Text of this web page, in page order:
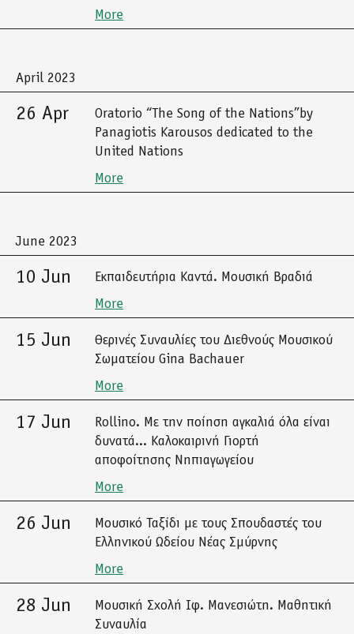
More
April 2023
26 Apr
Oratorio “The Song of the Nations”by
Panagiotis Karousos dedicated to the
United Nations
More
June 2023
10 Jun
Εκπαιδευτήρια Καντά. Μουσική Βραδιά
More
15 Jun
Θερινές Συναυλίες του Διεθνούς Μουσικού
Σωματείου Gina Bachauer
More
17 Jun
Rollino. Με την ποίηση αγκαλιά όλα είναι
δυνατά... Καλοκαιρινή Γιορτή
αποφοίτησης Νηπιαγωγείου
More
26 Jun
Μουσικό Ταξίδι με τους Σπουδαστές του
Ελληνικού Ωδείου Νέας Σμύρνης
More
28 Jun
Μουσική Σχολή Ιφ. Μανεσιώτη. Μαθητική
Συναυλία